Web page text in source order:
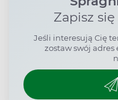
Zapisz
Jeśli interesują Cię
zostaw swój